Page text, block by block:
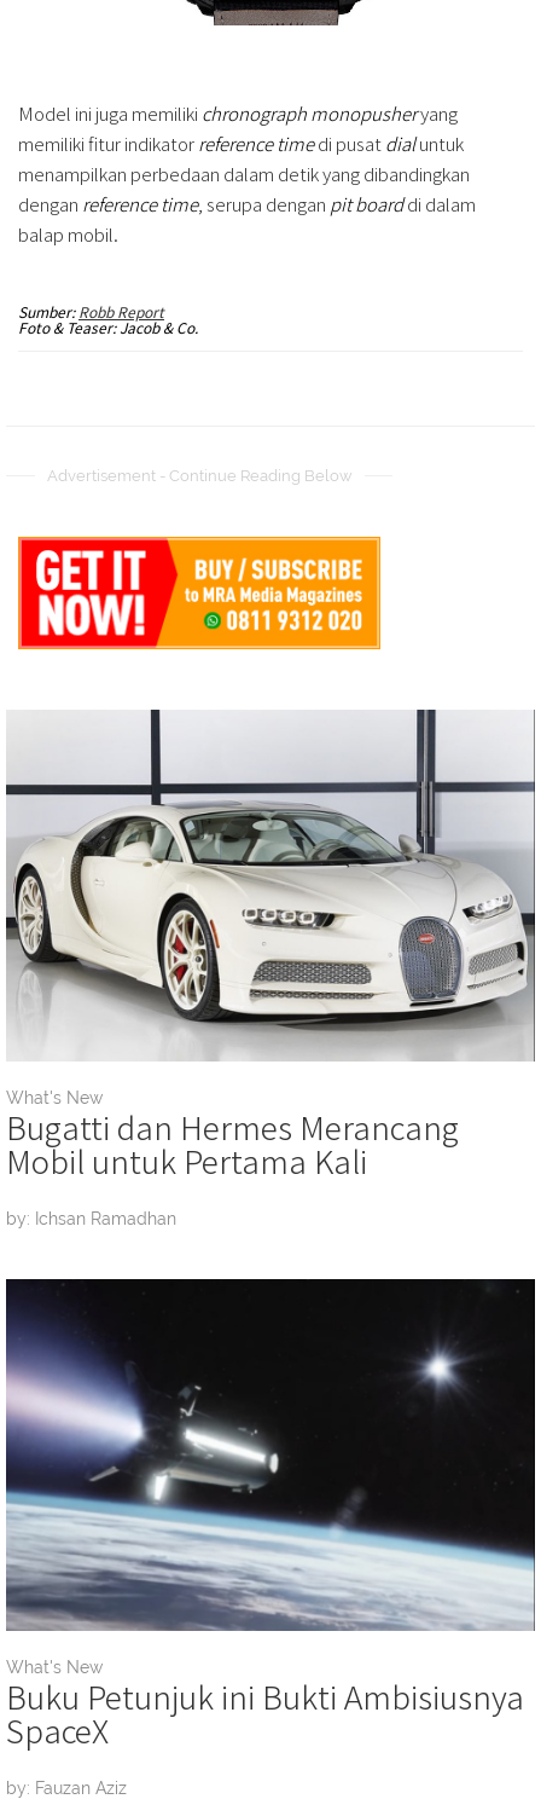
Model ini juga memiliki chronograph monopusheryang
memiliki fitur indikatorreference timedi pusatdialuntuk
menampilkan perbedaan dalam detik yang dibandingkan
dengan reference time, serupa dengan pit boarddi dalam
balap mobil.
Sumber:Robb Report
Foto & Teaser: Jacob & Co.
Advertisement - Continue Reading Below
What's New
Bugatti dan Hermes Merancang
Mobil untuk Pertama Kali
by: Ichsan Ramadhan
What's New
Buku Petunjuk ini Bukti Ambisiusnya
SpaceX
by: Fauzan Aziz